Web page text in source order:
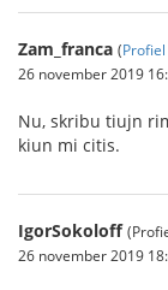
Zam_franca (
26 november 2019
Nu, skribu tiujn
kiun mi citis.
IgorSokoloff
26 november 2019